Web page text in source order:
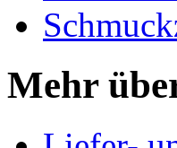
Mehr